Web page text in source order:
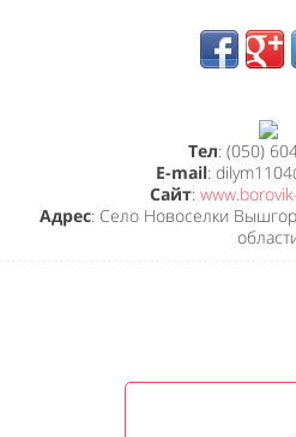
Тел: (050)
E-mail:
Сайт:
Адрес: Село Новоселки